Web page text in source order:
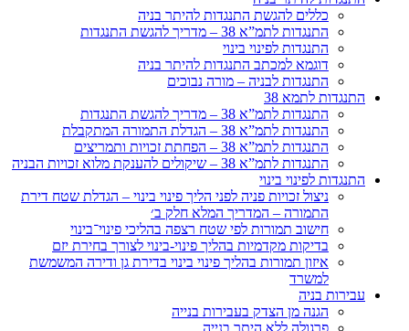
כללים להגשת התנגדות להיתר בניה
התנגדות לתמ”א 38 – מדריך להגשת התנגדות
התנגדות לפינוי בינוי
דוגמא למכתב התנגדות להיתר בניה
התנגדות לבניה – מורה נבוכים
התנגדות לתמא 38
התנגדות לתמ”א 38 – מדריך להגשת התנגדות
התנגדות לתמ”א 38 – הגדלת התמורה המתקבלת
התנגדות לתמ”א 38 – הפחתת זכויות ותמריצים
התנגדות לתמ”א 38 – שיקולים להענקת מלוא זכויות הבניה
התנגדות לפינוי בינוי
ניצול זכויות פניה לפני הליך פינוי בינוי – הגדלת שטח דירת
התמורה – המדריך המלא חלק ב׳
חישוב תמורות לפי שטח רצפה בהליכי פינוי־בינוי
בדיקות מקדמיות בהליך פינוי-בינוי לצורך בחירת יזם
איזון תמורות בהליך פינוי בינוי בדירת גן ודירה המשמשת
למשרד
עבירות בניה
הגנה מן הצדק בעבירות בנייה
פרגולה ללא היתר בנייה